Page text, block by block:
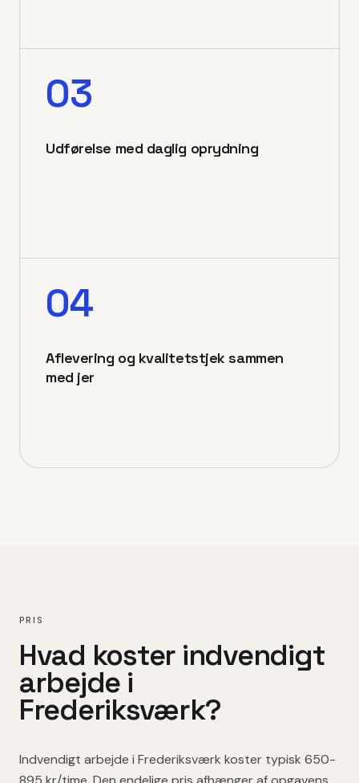
03
Udførelse med daglig oprydning
04
Aflevering og kvalitetstjek sammen
med jer
PRIS
Hvad koster indvendigt
arbejde i
Frederiksværk?
Indvendigt arbejde i Frederiksværk koster typisk 650-